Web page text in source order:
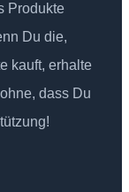
Produkte
Du die,
kauft, erhalte
dass Du